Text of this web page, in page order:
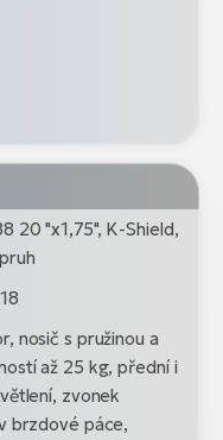
20 "x1,75", K-Shield,
nosič s pružinou a
až 25 kg, přední i
zvonek
brzdové páce,